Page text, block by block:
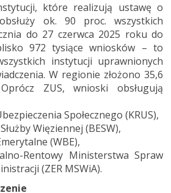
które realizują ustawę o
ok. 90 proc. wszystkich
do 27 czerwca 2025 roku do
972 tysiące wniosków – to
instytucji uprawnionych
W regionie złożono 35,6
ZUS, wnioski obsługują
Społecznego (KRUS),
Więziennej (BESW),
(WBE),
Rentowy Ministerstwa Spraw
(ZER MSWiA).